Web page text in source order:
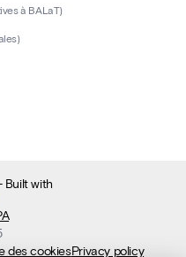
à BALaT)
with
des cookiesPrivacy policy